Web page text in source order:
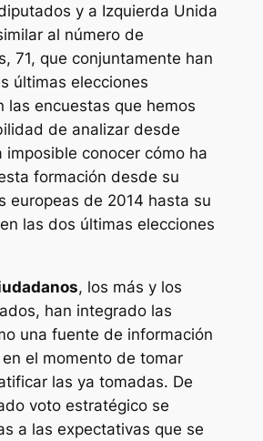
y a Izquierda Unida
al número de
71, que conjuntamente han
últimas elecciones
las encuestas que hemos
de analizar desde
imposible conocer cómo ha
formación desde su
europeas de 2014 hasta su
las dos últimas elecciones
, los más y los
han integrado las
una fuente de información
el momento de tomar
las ya tomadas. De
voto estratégico se
a las expectativas que se